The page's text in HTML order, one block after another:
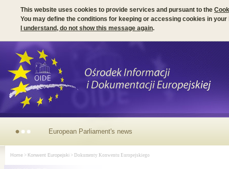
This website uses cookies to provide services and pursuant to the
You may define the conditions for keeping or accessing cookies in your
I understand, do not show this message again.
Irish Presidency of the EU Council -
parliamentary dimension
Home > Konwent Europejski > Dokumenty Konwentu Europejskiego